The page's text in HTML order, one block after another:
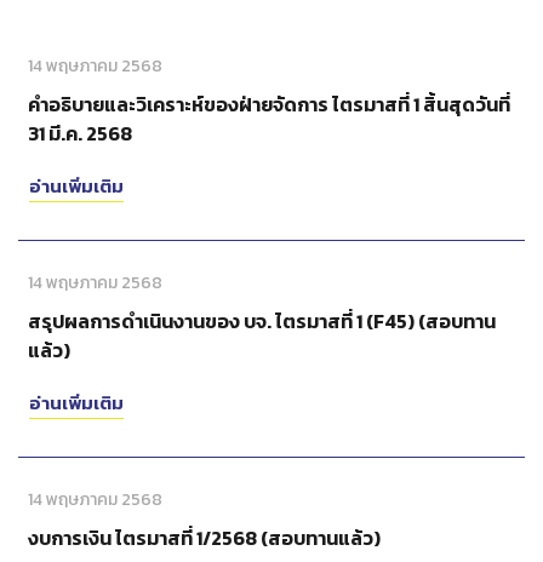
14 พฤษภาคม 2568
คำอธิบายและวิเคราะห์ของฝ่ายจัดการ ไตรมาสที่ 1 สิ้นสุดวันที่
31 มี.ค. 2568
อ่านเพิ่มเติม
14 พฤษภาคม 2568
สรุปผลการดำเนินงานของ บจ. ไตรมาสที่ 1 (F45) (สอบทาน
แล้ว)
อ่านเพิ่มเติม
14 พฤษภาคม 2568
งบการเงิน ไตรมาสที่ 1/2568 (สอบทานแล้ว)